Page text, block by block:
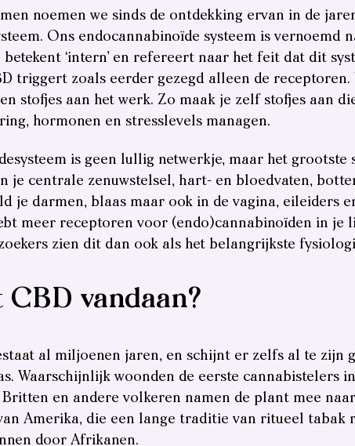
noemen we sinds de ontdekking ervan in de
Ons endocannabinoïde systeem is vernoemd
‘intern’ en refereert naar het feit dat dit
triggert zoals eerder gezegd alleen de receptoren.
stofjes aan het werk. Zo maak je zelf stofjes aan
hormonen en stresslevels managen.
is geen lullig netwerkje, maar het grootste
je centrale zenuwstelsel, hart- en bloedvaten,
je darmen, blaas maar ook in de vagina, eileiders
meer receptoren voor (endo)cannabinoïden in je
zien dit dan ook als het belangrijkste
CBD vandaan?
al miljoenen jaren, en schijnt er zelfs al te zijn
Waarschijnlijk woonden de eerste cannabistelers
Britten en andere volkeren namen de plant mee
Amerika, die een lange traditie van ritueel tabak
door Afrikanen.